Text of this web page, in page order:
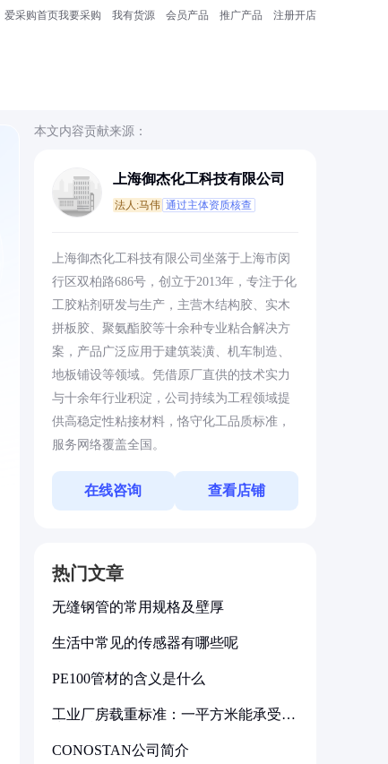
爱采购首页我要采购 我有货源 会员产品 推广产品 注册开店
本文内容贡献来源：
上海御杰化工科技有限公司
法人:马伟 通过主体资质核查
上海御杰化工科技有限公司坐落于上海市闵
行区双柏路686号，创立于2013年，专注于化
工胶粘剂研发与生产，主营木结构胶、实木
拼板胶、聚氨酯胶等十余种专业粘合解决方
案，产品广泛应用于建筑装潢、机车制造、
地板铺设等领域。凭借原厂直供的技术实力
与十余年行业积淀，公司持续为工程领域提
供高稳定性粘接材料，恪守化工品质标准，
服务网络覆盖全国。
在线咨询 查看店铺
热门文章
无缝钢管的常用规格及壁厚
生活中常见的传感器有哪些呢
PE100管材的含义是什么
工业厂房载重标准：一平方米能承受多
CONOSTAN公司简介